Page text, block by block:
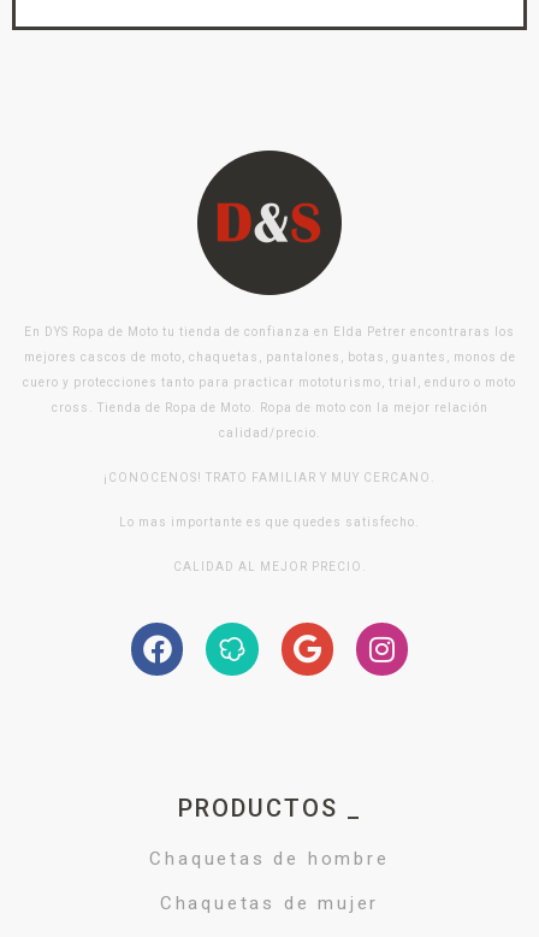
En DYS Ropa de Moto tu tienda de confianza en Elda Petrer encontraras los
mejores cascos de moto, chaquetas, pantalones, botas, guantes, monos de
cuero y protecciones tanto para practicar mototurismo, trial, enduro o moto
cross. Tienda de Ropa de Moto. Ropa de moto con la mejor relación
calidad/precio.
¡CONOCENOS! TRATO FAMILIAR Y MUY CERCANO.
Lo mas importante es que quedes satisfecho.
CALIDAD AL MEJOR PRECIO.
PRODUCTOS _
Chaquetas de hombre
Chaquetas de mujer